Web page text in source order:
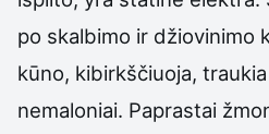
po skalbimo ir džiovinimo
kūno, kibirkščiuoja,
nemaloniai. Paprastai